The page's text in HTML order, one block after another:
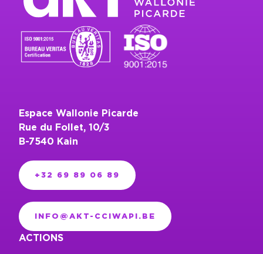
Espace Wallonie Picarde
Rue du Follet, 10/3
B-7540 Kain
+32 69 89 06 89
INFO@AKT-CCIWAPI.BE
ACTIONS